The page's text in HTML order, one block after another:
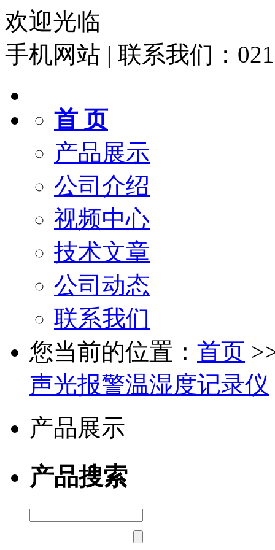
欢迎光临
手机网站 | 联系我们：
首 页
产品展示
公司介绍
视频中心
技术文章
公司动态
联系我们
您当前的位置： 首页
声光报警温湿度记录仪
产品展示
产品搜索